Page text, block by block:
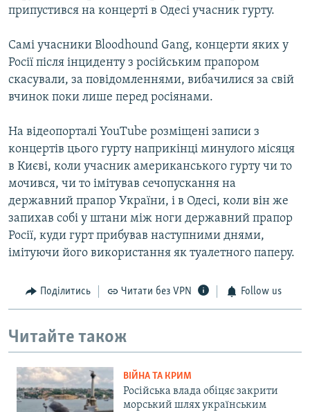
припустився на концерті в Одесі учасник гурту.
Самі учасники Bloodhound Gang, концерти яких у
Росії після інциденту з російським прапором
скасували, за повідомленнями, вибачилися за свій
вчинок поки лише перед росіянами.
На відеопорталі YouTube розміщені записи з
концертів цього гурту наприкінці минулого місяця
в Києві, коли учасник американського гурту чи то
мочився, чи то імітував сечопускання на
державний прапор України, і в Одесі, коли він же
запихав собі у штани між ноги державний прапор
Росії, куди гурт прибував наступними днями,
імітуючи його використання як туалетного паперу.
Поділитись Читати без VPN Follow us
Читайте також
ВІЙНА ТА КРИМ
Російська влада обіцяє закрити
морський шлях українським